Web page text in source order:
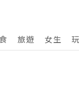
旅遊 女生